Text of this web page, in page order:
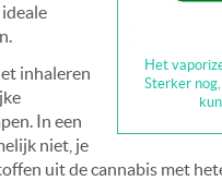
Het
Sterker
inhaleren
In een
niet, je
uit de cannabis met